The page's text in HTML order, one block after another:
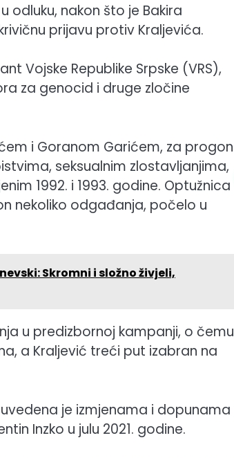
odluku, nakon što je Bakira
prijavu protiv Kraljevića.
Vojske Republike Srpske (VRS),
za genocid i druge zločine
i Goranom Garićem, za progon
seksualnim zlostavljanjima,
1992. i 1993. godine. Optužnica
nekoliko odgađanja, počelo u
Skromni i složno živjeli,
u predizbornoj kampanji, o čemu
a Kraljević treći put izabran na
je izmjenama i dopunama
Inzko u julu 2021. godine.